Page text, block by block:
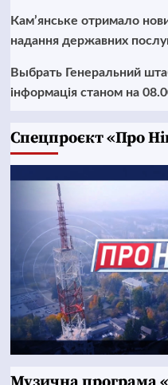
Кам’янське отримало
надання державних
Выбрать Генеральний
інформація станом на
Cпецпроєкт «Про